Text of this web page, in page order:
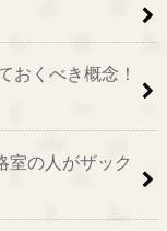
おくべき概念！
室の人がザック